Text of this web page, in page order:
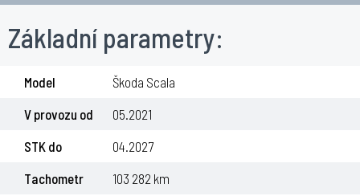
formulář. My se Vám ozveme a vypočítáme společně nejvýhodnější splátky.
MÁM ZÁJEM O SPLÁTKY
Základní parametry:
Model
Škoda Scala
V provozu od
05.2021
STK do
04.2027
Tachometr
103 282 km